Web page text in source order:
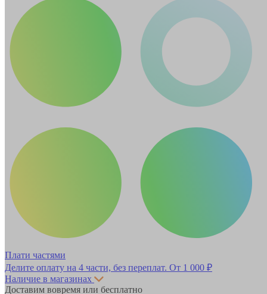
Плати частями
Делите оплату на 4 части, без переплат. От 1 000 ₽
Наличие в магазинах
Доставим вовремя или бесплатно